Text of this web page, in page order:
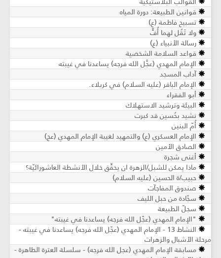
قوانين الطبيعة: دورة المياه
تسبيح فاطمة (ع)
ولا تَقُل لهما أُفٍّ
رسالة الأنبياء (ع)
قواعد السلامة الشخصية
الإمام المهدي (عجَّل الله فرجه) يساعدنا في غيبته
آداب المسجد
الإمام الباقر (عليه السلام) في كربلاء.
أبو الفقراء
البيئة وترشيد الاستهلاك
نشيد بحُسين قد كبرت
أُمّ البنين
الإمام العسكري (ع) والتمهيد لغيبة الإمام المهدي (عج)
الصادق الأمين
أغنى شجرة
ماذا يمكن للشبل/الزهرة ان يحقِّق خلال الأنشطة العاشورائيّة؟
حبيب/ة الحسين (عليه السلام)
صندوق المفاجآت
سجّادة من حبل الليف
سجلّ الطبيعة
"الإمام المهدي (عجّل الله فرجه) يساعدنا في غيبته"
النشاط 13 - الإمام المهدي (عجّل الله فرجه) يساعدنا في غيبته -
مرحلة الأشبال والزهرات
مسابقة الإمام المهدي (عجل الله فرجه) - سلسلة العترة الطاهرة -